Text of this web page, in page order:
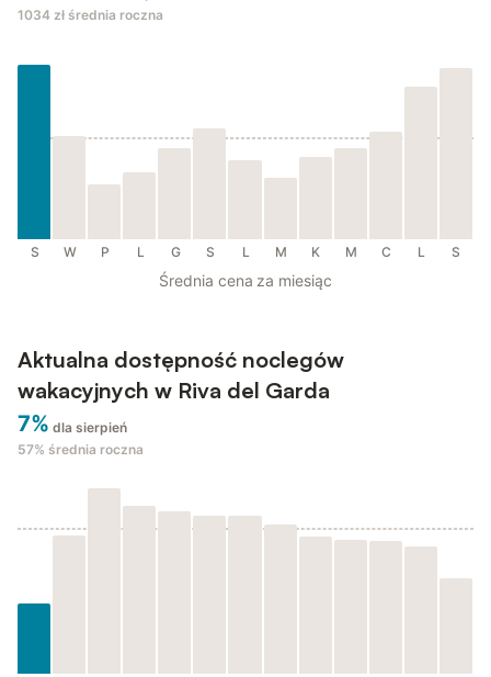
1034 zł średnia roczna
S W P L G S L M K M C L S
Średnia cena za miesiąc
Aktualna dostępność noclegów
wakacyjnych w Riva del Garda
7% dla sierpień
57% średnia roczna